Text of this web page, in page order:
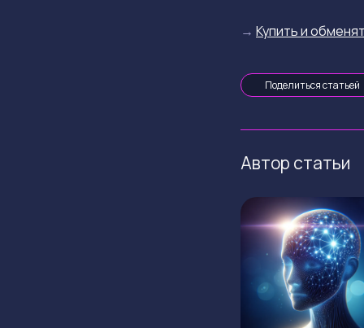
→ Купить и
Поделиться статьей
Автор статьи